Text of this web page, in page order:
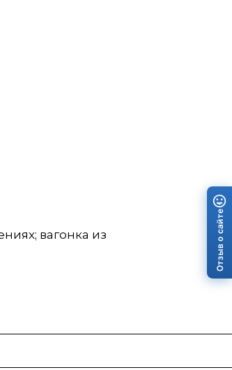
вагонка из
Отзыв о сайте